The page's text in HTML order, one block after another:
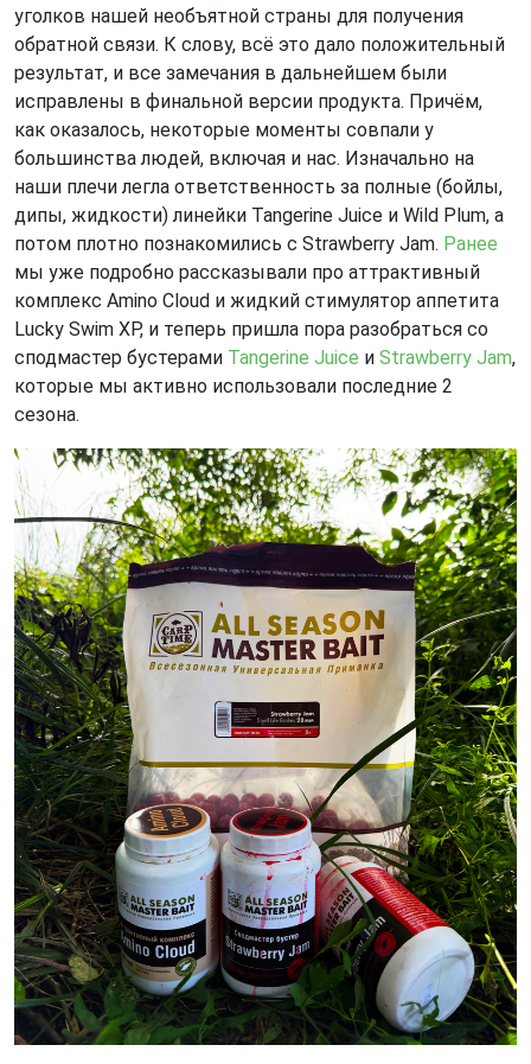
уголков нашей необъятной страны для получения
обратной связи. К слову, всё это дало положительный
результат, и все замечания в дальнейшем были
исправлены в финальной версии продукта. Причём,
как оказалось, некоторые моменты совпали у
большинства людей, включая и нас. Изначально на
наши плечи легла ответственность за полные (бойлы,
дипы, жидкости) линейки Tangerine Juice и Wild Plum, а
потом плотно познакомились с Strawberry Jam. Ранее
мы уже подробно рассказывали про аттрактивный
комплекс Amino Cloud и жидкий стимулятор аппетита
Lucky Swim XP, и теперь пришла пора разобраться со
сподмастер бустерами Tangerine Juice и Strawberry Jam,
которые мы активно использовали последние 2
сезона.